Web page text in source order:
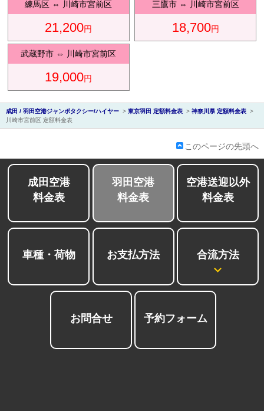
介
練馬区 ⇔ 川崎市宮前区
21,200円
三鷹市⇔ 川崎市宮前区
18,700円
武蔵野市 ⇔ 川崎市宮前区
19,000円
成田 / 羽田空港ジャンボタクシー/ハイヤー > 東京羽田 定額料金表 > 神奈川県 定額料金表 >
川崎市宮前区 定額料金表
このページの先頭へ
成田空港
料金表
羽田空港
料金表
空港送迎以外
料金表
車種・荷物 お支払方法 合流方法
お問合せ 予約フォーム